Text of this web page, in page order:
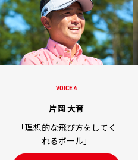
VOICE 4
片岡 大育
「理想的な飛び方をしてく
れるボール」